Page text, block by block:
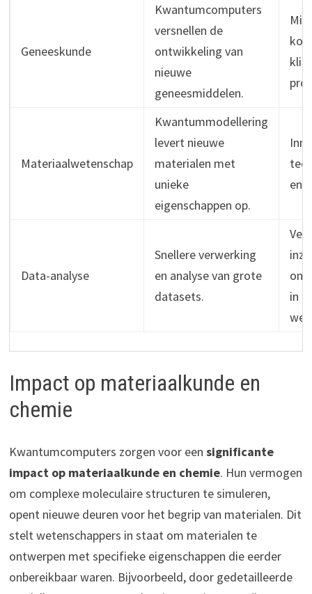
Geneeskunde
Kwantumcomputers
versnellen de
ontwikkeling van
nieuwe
geneesmiddelen.
Materiaalwetenschap
Kwantummodellering
levert nieuwe
materialen met
unieke
eigenschappen op.
en
Data-analyse
Snellere verwerking
en analyse van grote
datasets.
in
Impact op materiaalkunde en
chemie
Kwantumcomputers zorgen voor een significante
impact op materiaalkunde en chemie. Hun vermogen
om complexe moleculaire structuren te simuleren,
opent nieuwe deuren voor het begrip van materialen. Dit
stelt wetenschappers in staat om materialen te
ontwerpen met specifieke eigenschappen die eerder
onbereikbaar waren. Bijvoorbeeld, door gedetailleerde